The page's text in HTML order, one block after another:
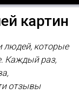
картин
людей, которые
Каждый раз,
отзывы